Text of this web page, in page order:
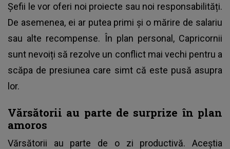
Șefii le vor oferi noi proiecte sau noi responsabilități.
De asemenea, ei ar putea primi și o mărire de salariu
sau alte recompense. În plan personal, Capricornii
sunt nevoiți să rezolve un conflict mai vechi pentru a
scăpa de presiunea care simt că este pusă asupra
lor.
Vărsătorii au parte de surprize în plan
amoros
Vărsătorii au parte de o zi productivă. Aceștia